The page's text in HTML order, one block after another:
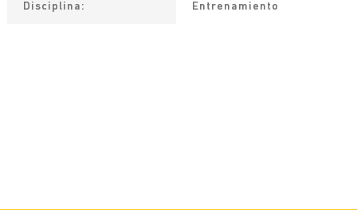
Disciplina Entrenamiento